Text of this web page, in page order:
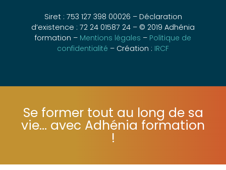
Siret : 753 127 398 00026 – Déclaration
d’existence : 72 24 01587 24 – © 2019 Adhénia
formation –Mentions légales
Politique de
confidentialité – Création : IRCF
Se former tout au long de sa
vie... avec Adhénia formation
!